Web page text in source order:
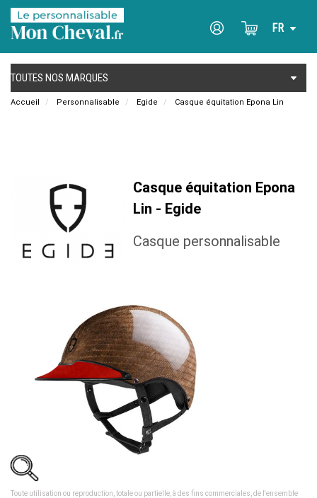
Accueil Personnalisable Egide Casque équitation Epona Lin
Casque équitation Epona
Lin - Egide
Casque personnalisable
Toute utilisation ou reproduction, totale ou partielle, à des fins commerciales, de l'ensemble